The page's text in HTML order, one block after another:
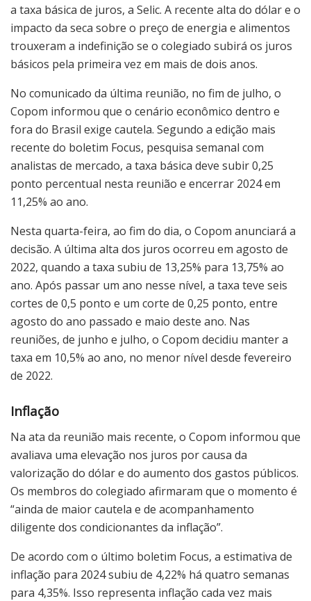
a taxa básica de juros, a Selic. A recente alta do dólar e o
impacto da seca sobre o preço de energia e alimentos
trouxeram a indefinição se o colegiado subirá os juros
básicos pela primeira vez em mais de dois anos.
No comunicado da última reunião, no fim de julho, o
Copom informou que o cenário econômico dentro e
fora do Brasil exige cautela. Segundo a edição mais
recente do boletim Focus, pesquisa semanal com
analistas de mercado, a taxa básica deve subir 0,25
ponto percentual nesta reunião e encerrar 2024 em
11,25% ao ano.
Nesta quarta-feira, ao fim do dia, o Copom anunciará a
decisão. A última alta dos juros ocorreu em agosto de
2022, quando a taxa subiu de 13,25% para 13,75% ao
ano. Após passar um ano nesse nível, a taxa teve seis
cortes de 0,5 ponto e um corte de 0,25 ponto, entre
agosto do ano passado e maio deste ano. Nas
reuniões, de junho e julho, o Copom decidiu manter a
taxa em 10,5% ao ano, no menor nível desde fevereiro
de 2022.
Inflação
Na ata da reunião mais recente, o Copom informou que
avaliava uma elevação nos juros por causa da
valorização do dólar e do aumento dos gastos públicos.
Os membros do colegiado afirmaram que o momento é
“ainda de maior cautela e de acompanhamento
diligente dos condicionantes da inflação”.
De acordo com o último boletim Focus, a estimativa de
inflação para 2024 subiu de 4,22% há quatro semanas
para 4,35%. Isso representa inflação cada vez mais